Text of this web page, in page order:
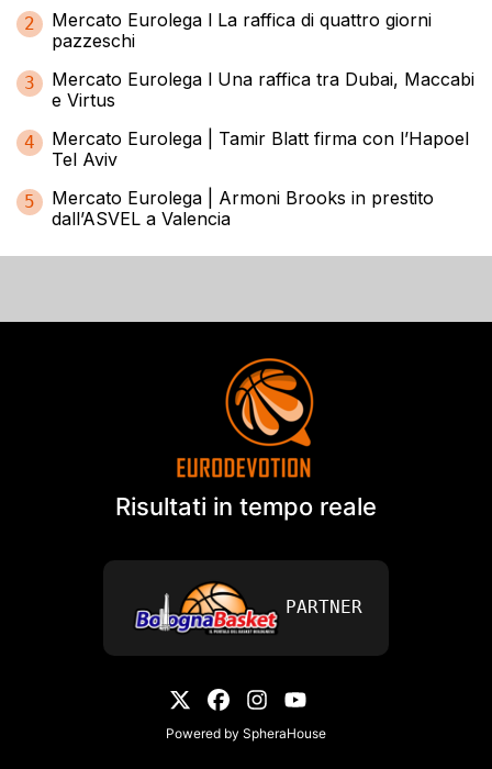
2
Mercato Eurolega l La raffica di quattro giorni
pazzeschi
3
Mercato Eurolega l Una raffica tra Dubai, Maccabi
e Virtus
4
Mercato Eurolega | Tamir Blatt firma con l’Hapoel
Tel Aviv
5
Mercato Eurolega | Armoni Brooks in prestito
dall’ASVEL a Valencia
Risultati in tempo reale
PARTNER
Powered by SpheraHouse